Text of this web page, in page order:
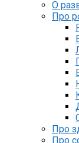
О
Про
Про
Про